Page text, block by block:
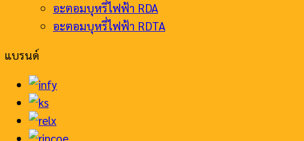
อะตอมบุหรี่ไฟฟ้า RDA
อะตอมบุหรี่ไฟฟ้า RDTA
แบรนด์